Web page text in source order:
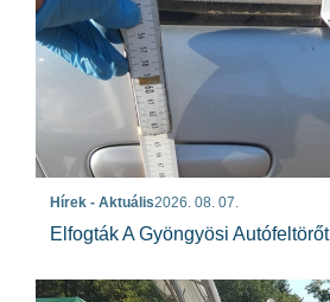
Hírek - Aktuális2026. 08. 07.
Elfogták A Gyöngyösi Autófeltörőt